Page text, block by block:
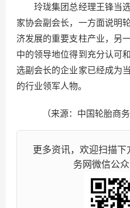
玲珑集团总经理王锋当选
家协会副会长，一方面说明
济发展的重要支柱产业，另
中的领导地位得到充分认可
选副会长的企业家已经成为
的行业领军人物。
（来源：中国轮胎商
更多资讯，欢迎扫描
务网微信公众